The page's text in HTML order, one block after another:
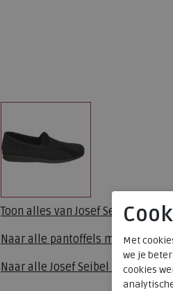
Toon alles vanJosef Seibel
Naar alle pantoffels muil
Naar alleJosef Seibel pantoffels
Met
we je
cookies